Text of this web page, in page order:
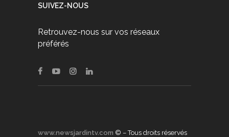
SUIVEZ-NOUS
Retrouvez-nous sur vos réseaux
préférés
www.newsjardintv.com © – Tous droits réservés